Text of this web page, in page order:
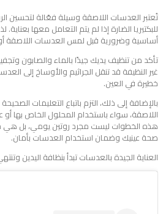
تُعتبر العدسات اللاصقة وسيلة فعّالة لتحسين
للبكتيريا الضارة إذا لم يتم التعامل معها
أساسية وضرورية قبل لمس العدسات اللاصقة
تأكد من تنظيف يديك جيدًا بالماء والصابون
غير النظيفة قد تنقل الجراثيم والأوساخ إلى
خطيرة في العين.
بالإضافة إلى ذلك، التزم باتباع التعليمات
اللاصقة، سواء باستخدام المحلول الخاص بها أو
هذه الخطوات ليست مجرد روتين يومي، بل هي
صحة عينيك وضمان استخدام العدسات بأمان.
العناية الجيدة بالعدسات تبدأ بنظافة اليدين